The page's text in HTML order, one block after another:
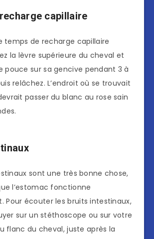
capillaire
temps de recharge capillaire
la lèvre supérieure du cheval et
pouce sur sa gencive pendant 3 à
relâchez. L’endroit où se trouvait
passer du blanc au rose sain
sont une très bonne chose,
l’estomac fonctionne
Pour écouter les bruits intestinaux,
sur un stéthoscope ou sur votre
flanc du cheval, juste après la